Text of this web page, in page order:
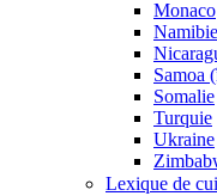
Monaco
Namibie
Samoa
Somalie
Turquie
Ukraine
Lexique de